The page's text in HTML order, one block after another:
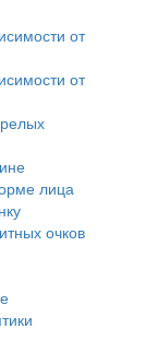
от
от
лица
очков